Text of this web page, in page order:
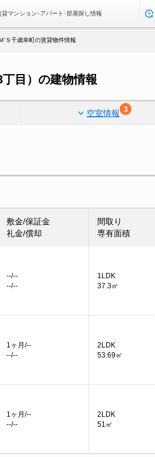
マンション･アパート･部屋探し情報
‘Ｓ千歳幸町の賃貸物件情報
目）の建物情報
空室情報 3
敷金/保証金
礼金/償却
間取り
専有面積
--/--
--/--
1LDK
37.3㎡
1ヶ月/--
--/--
2LDK
53.69㎡
1ヶ月/--
--/--
2LDK
51㎡